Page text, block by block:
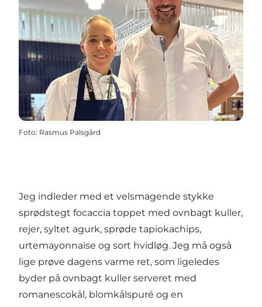
Foto: Rasmus Palsgård
Jeg indleder med et velsmagende stykke
sprødstegt focaccia toppet med ovnbagt kuller,
rejer, syltet agurk, sprøde tapiokachips,
urtemayonnaise og sort hvidløg. Jeg må også
lige prøve dagens varme ret, som ligeledes
byder på ovnbagt kuller serveret med
romanescokål, blomkålspuré og en